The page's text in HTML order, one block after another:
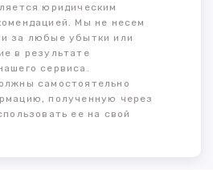
юридическим
Мы не несем
за любые убытки или
в результате
сервиса.
самостоятельно
полученную через
ее на свой